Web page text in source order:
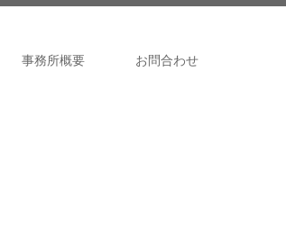
事務所概要 お問合わせ